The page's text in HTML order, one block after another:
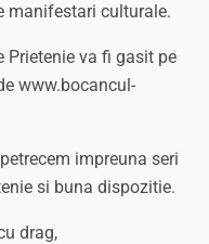
manifestari culturale.
Prietenie va fi gasit pe
www.bocancul-
impreuna seri
si buna dispozitie.
drag,